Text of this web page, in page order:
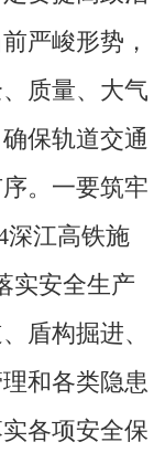
严峻形势，
质量、大气
保轨道交通
。一要筑牢
深江高铁施
实安全生产
盾构掘进、
和各类隐患
各项安全保